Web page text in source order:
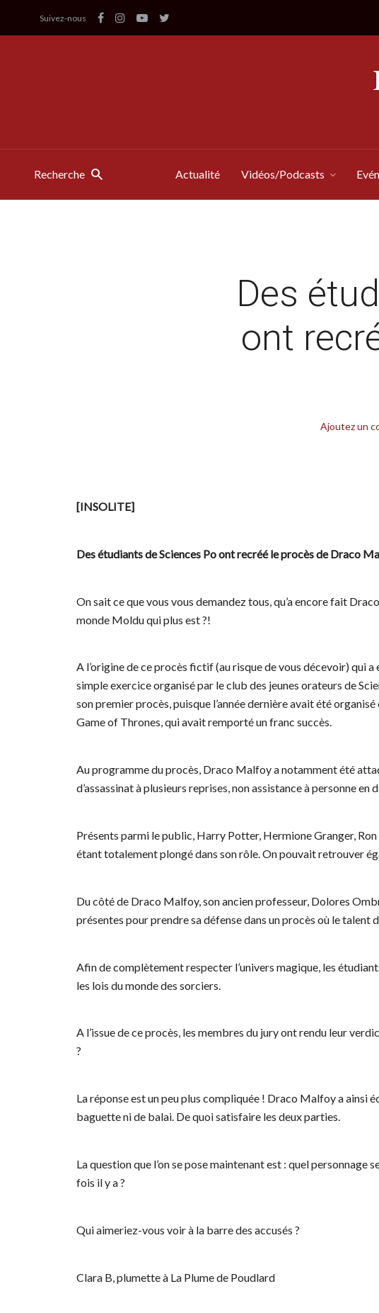
Suivez-nous
Recherche Actualité Vidéos/Podcasts
Des
ont
Ajoutez un
[INSOLITE]
Des étudiants de Sciences Po ont recréé le procès de Draco
On sait ce que vous vous demandez tous, qu’a encore fait
monde Moldu qui plus est ?!
A l’origine de ce procès fictif (au risque de vous décevoir) qui
simple exercice organisé par le club des jeunes orateurs de
son premier procès, puisque l’année dernière avait été
Game of Thrones, qui avait remporté un franc succès.
Au programme du procès, Draco Malfoy a notamment été
d’assassinat à plusieurs reprises, non assistance à personne
Présents parmi le public, Harry Potter, Hermione Granger,
étant totalement plongé dans son rôle. On pouvait retrouver
Du côté de Draco Malfoy, son ancien professeur, Dolores
présentes pour prendre sa défense dans un procès où le talent
Afin de complètement respecter l’univers magique, les
les lois du monde des sorciers.
A l’issue de ce procès, les membres du jury ont rendu leur
?
La réponse est un peu plus compliquée ! Draco Malfoy a ainsi
baguette ni de balai. De quoi satisfaire les deux parties.
La question que l’on se pose maintenant est : quel personnage
fois il y a ?
Qui aimeriez-vous voir à la barre des accusés ?
Clara B, plumette à La Plume de Poudlard